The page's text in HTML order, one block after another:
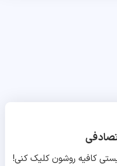
کافیه روشون کلیک کنی!